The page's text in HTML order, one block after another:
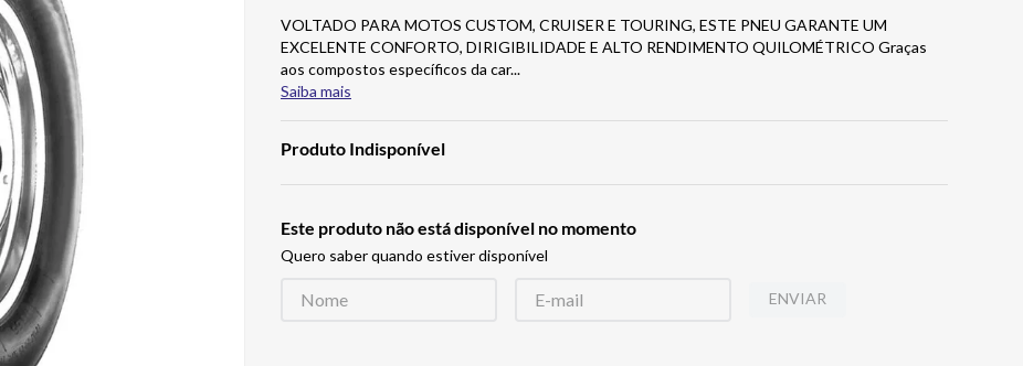
VOLTADO PARA MOTOS CUSTOM, CRUISER E TOURING, ESTE PNEU GARANTE UM
EXCELENTE CONFORTO, DIRIGIBILIDADE E ALTO RENDIMENTO QUILOMÉTRICO Graças
aos compostos específicos da car...
Saiba mais
Produto Indisponível
Este produto não está disponível no momento
Quero saber quando estiver disponível
ENVIAR